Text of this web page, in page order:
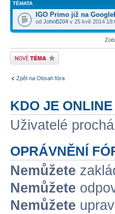
TÉMATA
IGO Primo již na
od JohnB204 v 25 kvě 2014
Odeslat nové téma
Zpět na Obsah fóra
KDO JE ONLINE
Uživatelé
OPRÁVNĚNÍ
Nemůžete
Nemůžete
Nemůžete